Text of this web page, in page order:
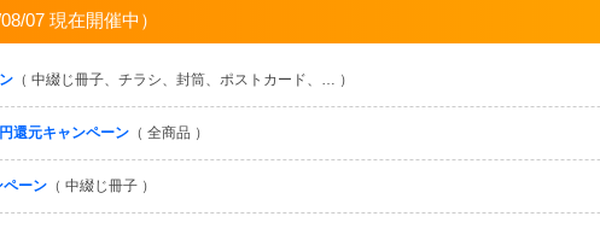
08/07 現在開催中）
（ 中綴じ冊子、チラシ、封筒、ポストカード、… ）
還元キャンペーン （ 全商品 ）
ペーン （ 中綴じ冊子 ）